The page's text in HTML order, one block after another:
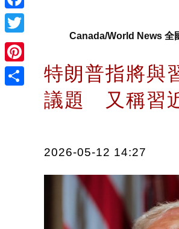
Facebook
Twitter
Pinterest
Canada/World News 全
特朗普指將與
議題 又稱習
2026-05-12 14:27